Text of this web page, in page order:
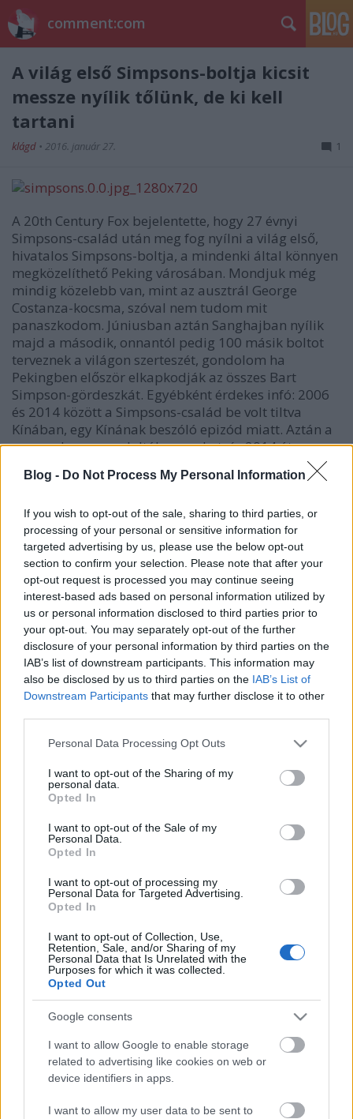
Blog - Do Not Process My Personal Information
If you wish to opt-out of the sale, sharing to third parties, or
processing of your personal or sensitive information for
targeted advertising by us, please use the below opt-out
section to confirm your selection. Please note that after your
opt-out request is processed you may continue seeing
interest-based ads based on personal information utilized by
us or personal information disclosed to third parties prior to
your opt-out. You may separately opt-out of the further
disclosure of your personal information by third parties on the
IAB’s list of downstream participants. This information may
also be disclosed by us to third parties on the IAB’s List of
Downstream Participants that may further disclose it to other
Please note that this website/app uses one or more Google
not limited to your visit or usage behaviour. You may click to
grant or deny consent to Google and its third-party tags to
use your data for below specified purposes in below Google
consent section.
Personal Data Processing Opt Outs
I want to opt-out of the Sharing of my
personal data.
Opted In
I want to opt-out of the Sale of my
Personal Data.
Opted In
I want to opt-out of processing my
Personal Data for Targeted Advertising.
Opted In
I want to opt-out of Collection, Use,
Retention, Sale, and/or Sharing of my
Personal Data that Is Unrelated with the
Purposes for which it was collected.
Opted Out
Google consents
I want to allow Google to enable storage
related to advertising like cookies on web or
device identifiers in apps.
I want to allow my user data to be sent to
comment:com
A világ első Simpsons-boltja kicsit
messze nyílik tőlünk, de ki kell
tartani
klágd • 2016. január 27. 1
A 20th Century Fox bejelentette, hogy 27 évnyi
Simpsons-család után meg fog nyílni a világ első,
hivatalos Simpsons-boltja, a mindenki által könnyen
megközelíthető Peking városában. Mondjuk még
mindig közelebb van, mint az ausztrál George
Costanza-kocsma, szóval nem tudom mit
panaszkodom. Júniusban aztán Sanghajban nyílik
majd a második, onnantól pedig 100 másik boltot
terveznek a világon szerteszét, gondolom ha
Pekingben először elkapkodják az összes Bart
Simpson-gördeszkát. Egyébként érdekes infó: 2006
és 2014 között a Simpsons-család be volt tiltva
Kínában, egy Kínának beszóló epizód miatt. Aztán a
cenzorok meggondolták magukat, és 2014 óta
Címkék:simpsons simpsons család
Ajánlott bejegyzések:
Folytatódik a zombivadászat
előadóként is befut
Kettősen mér a Médiatanács mércéje
szupermarkethálózata is beszáll a
sorozatbizniszbe
A német RTL az eredeti Éden Hotel
Szólj hozzá!